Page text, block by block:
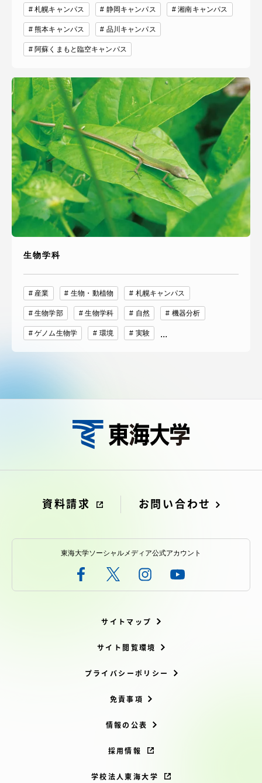
札幌キャンパス 静岡キャンパス 湘南キャンパス
熊本キャンパス 品川キャンパス
阿蘇くまもと臨空キャンパス
生物学科
産業 生物・動植物 札幌キャンパス
生物学部 生物学科 自然 機器分析
ゲノム生物学 環境 実験 ...
資料請求 お問い合わせ
東海大学ソーシャルメディア公式アカウント
サイトマップ
サイト閲覧環境
プライバシーポリシー
免責事項
情報の公表
採用情報
学校法人東海大学